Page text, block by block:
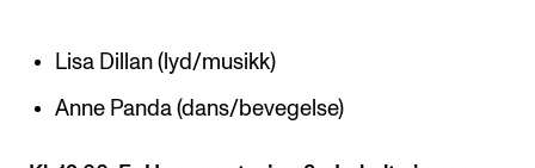
Lisa Dillan (lyd/musikk)
Anne Panda (dans/bevegelse)